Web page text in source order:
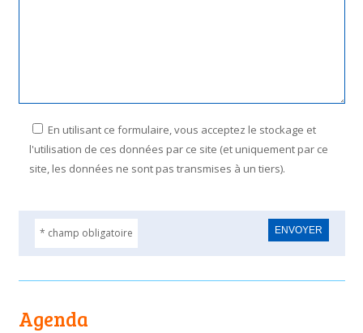
En utilisant ce formulaire, vous acceptez le stockage et
l'utilisation de ces données par ce site (et uniquement par ce
site, les données ne sont pas transmises à un tiers).
* champ obligatoire
Agenda